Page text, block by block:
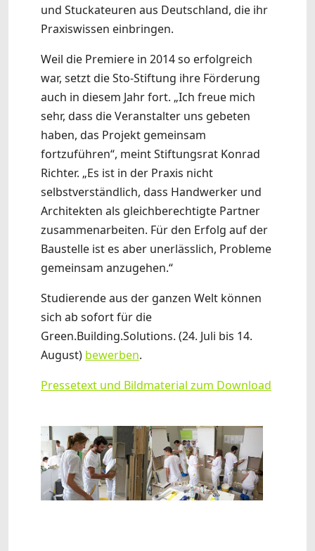
und Stuckateuren aus Deutschland, die ihr
Praxiswissen einbringen.
Weil die Premiere in 2014 so erfolgreich
war, setzt die Sto-Stiftung ihre Förderung
auch in diesem Jahr fort. „Ich freue mich
sehr, dass die Veranstalter uns gebeten
haben, das Projekt gemeinsam
fortzuführen“, meint Stiftungsrat Konrad
Richter. „Es ist in der Praxis nicht
selbstverständlich, dass Handwerker und
Architekten als gleichberechtigte Partner
zusammenarbeiten. Für den Erfolg auf der
Baustelle ist es aber unerlässlich, Probleme
gemeinsam anzugehen.“
Studierende aus der ganzen Welt können
sich ab sofort für die
Green.Building.Solutions. (24. Juli bis 14.
August) bewerben.
Pressetext und Bildmaterial zum Download
Show larger version Show larger version